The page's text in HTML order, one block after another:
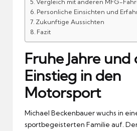
Vergleich mit anderen MFG-
Personliche Einsichten und
Zukunftige Aussichten
Fazit
Fruhe Jahre und
Einstieg in den
Motorsport
Michael Beckenbauer wuchs in
sportbegeisterten Familie auf.